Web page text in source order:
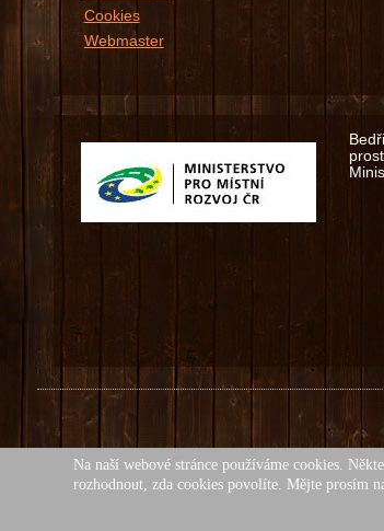
Cookies
Webmaster
Na naší webové stránce používáme cookies.
rozhodnout, zda cookies povolíte. Mějte prosím